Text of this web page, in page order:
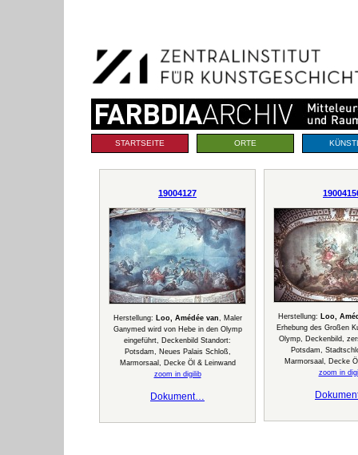
Navigation
Sektionen
STARTSEITE ORTE
19004127
Herstellung: Loo, Amédée van, Maler
Ganymed wird von Hebe in den Olymp
eingeführt, Deckenbild Standort:
Potsdam, Neues Palais Schloß,
Marmorsaal, Decke Öl & Leinwand
zoom in digilib
Dokument…
Herstellung: Loo,
Erhebung des Großen
Olymp, Deckenbild,
Potsdam,
Marmorsaal, Decke
zoom in